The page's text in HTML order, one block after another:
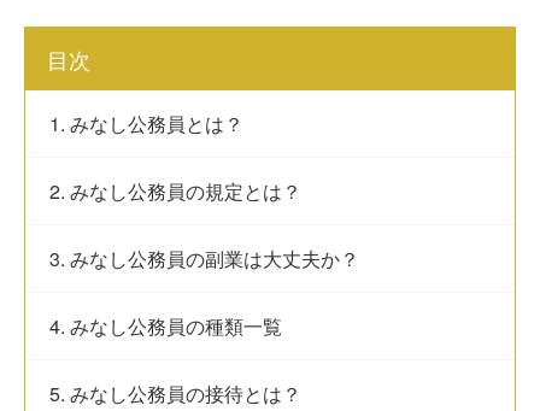
目次
1. みなし公務員とは？
2. みなし公務員の規定とは？
3. みなし公務員の副業は大丈夫か？
4. みなし公務員の種類一覧
5. みなし公務員の接待とは？